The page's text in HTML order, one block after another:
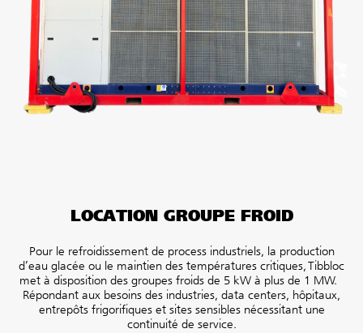
LOCATION GROUPE FROID
Pour le refroidissement de process industriels, la production
d’eau glacée ou le maintien des températures critiques, Tibbloc
met à disposition des groupes froids de 5 kW à plus de 1 MW.
Répondant aux besoins des industries, data centers, hôpitaux,
entrepôts frigorifiques et sites sensibles nécessitant une
continuité de service.